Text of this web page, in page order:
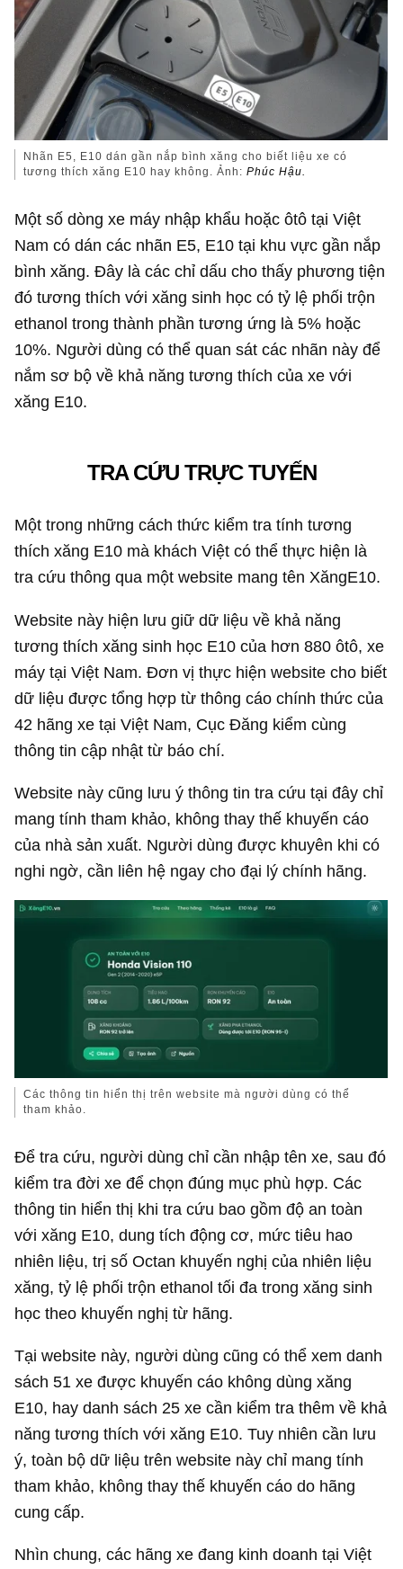
Nhãn E5, E10 dán gần nắp bình xăng cho biết liệu xe có
tương thích xăng E10 hay không. Ảnh:Phúc Hậu.
Một số dòng xe máy nhập khẩu hoặc ôtô tại Việt
Nam có dán các nhãn E5, E10 tại khu vực gần nắp
bình xăng. Đây là các chỉ dấu cho thấy phương tiện
đó tương thích với xăng sinh học có tỷ lệ phối trộn
ethanol trong thành phần tương ứng là 5% hoặc
10%. Người dùng có thể quan sát các nhãn này để
nắm sơ bộ về khả năng tương thích của xe với
xăng E10.
TRA CỨU TRỰC TUYẾN
Một trong những cách thức kiểm tra tính tương
thích xăng E10 mà khách Việt có thể thực hiện là
tra cứu thông qua một website mang tên XăngE10.
Website này hiện lưu giữ dữ liệu về khả năng
tương thích xăng sinh học E10 của hơn 880 ôtô, xe
máy tại Việt Nam. Đơn vị thực hiện website cho biết
dữ liệu được tổng hợp từ thông cáo chính thức của
42 hãng xe tại Việt Nam, Cục Đăng kiểm cùng
thông tin cập nhật từ báo chí.
Website này cũng lưu ý thông tin tra cứu tại đây chỉ
mang tính tham khảo, không thay thế khuyến cáo
của nhà sản xuất. Người dùng được khuyên khi có
nghi ngờ, cần liên hệ ngay cho đại lý chính hãng.
Các thông tin hiển thị trên website mà người dùng có thể
tham khảo.
Để tra cứu, người dùng chỉ cần nhập tên xe, sau đó
kiểm tra đời xe để chọn đúng mục phù hợp. Các
thông tin hiển thị khi tra cứu bao gồm độ an toàn
với xăng E10, dung tích động cơ, mức tiêu hao
nhiên liệu, trị số Octan khuyến nghị của nhiên liệu
xăng, tỷ lệ phối trộn ethanol tối đa trong xăng sinh
học theo khuyến nghị từ hãng.
Tại website này, người dùng cũng có thể xem danh
sách 51 xe được khuyến cáo không dùng xăng
E10, hay danh sách 25 xe cần kiểm tra thêm về khả
năng tương thích với xăng E10. Tuy nhiên cần lưu
ý, toàn bộ dữ liệu trên website này chỉ mang tính
tham khảo, không thay thế khuyến cáo do hãng
cung cấp.
Nhìn chung, các hãng xe đang kinh doanh tại Việt